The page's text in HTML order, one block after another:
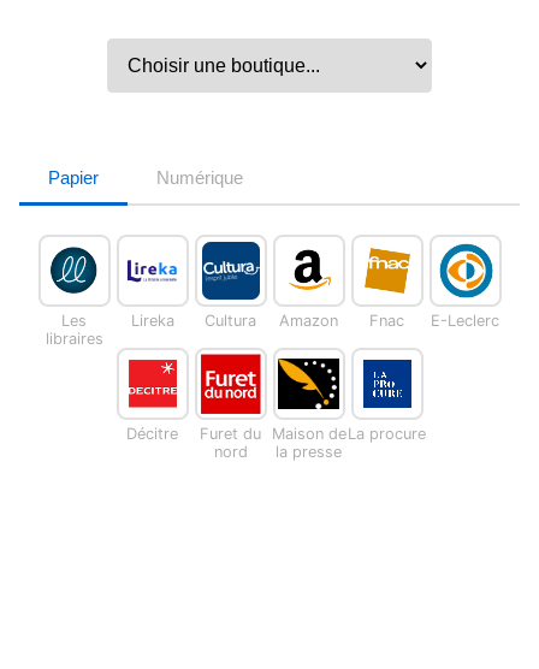
Papier Numérique
Les
libraires
Lireka Cultura Amazon Fnac E-Leclerc
Décitre
Furet du
nord
Maison de
la presse
La procure